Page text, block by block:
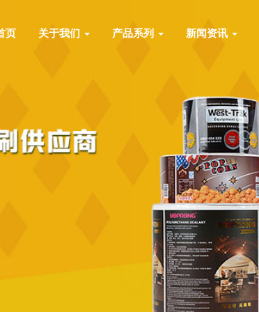
页 关于我们 产品系列 新闻资讯